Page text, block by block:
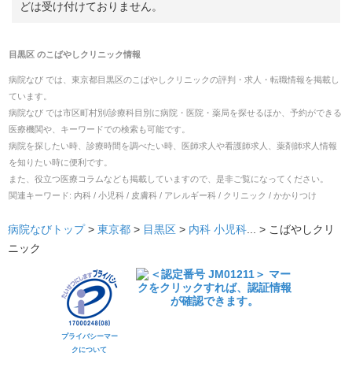
どは受け付けておりません。
目黒区のこばやしクリニック情報
病院なび では、 東京都目黒区のこばやしクリニックの評判・求人・転職情報を掲載し
ています。
病院なび では市区町村別/診療科目別に病院・医院・薬局を探せるほか、予約ができる
医療機関や、キーワードでの検索も可能です。
病院を探したい時、診療時間を調べたい時、医師求人や看護師求人、薬剤師求人情報
を知りたい時に便利です。
また、役立つ医療コラムなども掲載していますので、是非ご覧になってください。
関連キーワード: 内科 / 小児科 / 皮膚科 / アレルギー科 / クリニック / かかりつけ
病院なびトップ > 東京都 > 目黒区 > 内科 小児科 ... > こばやしクリ
ニック
プライバシーマー
クについて